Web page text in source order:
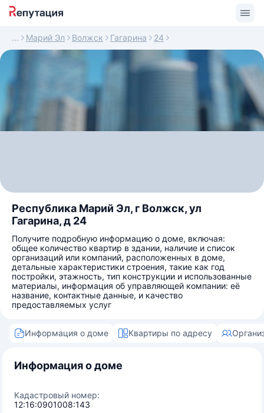
Марий Эл Волжск Гагарина 24
Республика Марий Эл, г Волжск, ул
Гагарина, д 24
Получите подробную информацию о доме, включая:
общее количество квартир в здании, наличие и список
организаций или компаний, расположенных в доме,
детальные характеристики строения, такие как год
постройки, этажность, тип конструкции и использованные
материалы, информация об управляющей компании: её
название, контактные данные, и качество
предоставляемых услуг
Информация о доме Квартиры по адресу
Информация о доме
Кадастровый номер:
12:16:0901008:143